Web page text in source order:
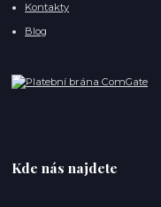
Kontakty
Blog
Kde nás najdete